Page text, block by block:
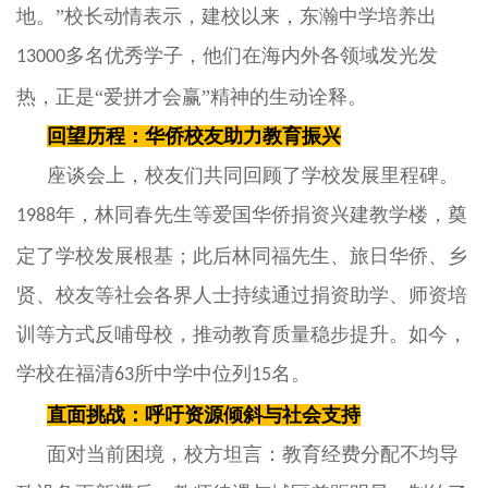
地。”校长动情表示，建校以来，东瀚中学培养出
13000多名优秀学子，他们在海内外各领域发光发
热，正是“爱拼才会赢”精神的生动诠释。
回望历程：华侨校友助力教育振兴
座谈会上，校友们共同回顾了学校发展里程碑。
1988年，林同春先生等爱国华侨捐资兴建教学楼，奠
定了学校发展根基；此后林同福先生、旅日华侨、乡
贤、 校友等社会各界人士持续通过捐资助学、师资培
训等方式反哺母校，推动教育质量稳步提升。如今，
学校在福清63所中学中位列 15名。
直面挑战：呼吁资源倾斜与社会支持
面对当前困境，校方坦言：教育经费分配不均导